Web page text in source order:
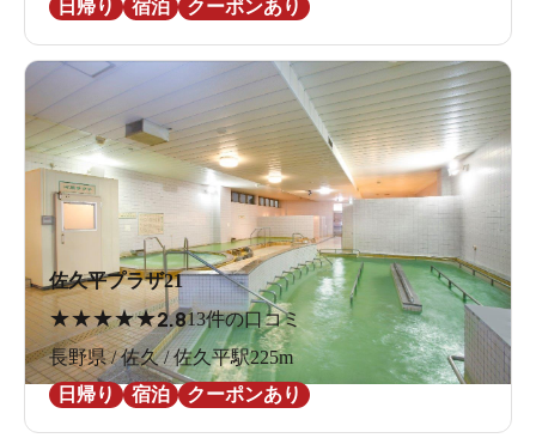
日帰り
宿泊 クーポンあり
佐久平プラザ21
★★★★★2.813件の口コミ
長野県 / 佐久 / 佐久平駅225m
日帰り
宿泊 クーポンあり